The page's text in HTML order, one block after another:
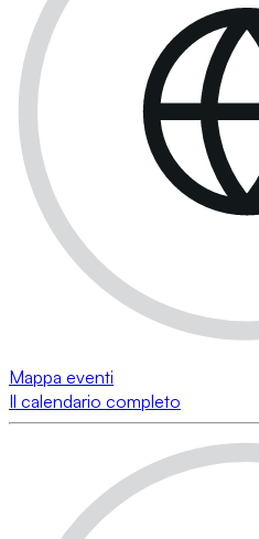
Mappa eventi
Il calendario completo